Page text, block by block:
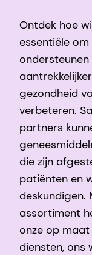
Ontdek hoe
essentiële
gezondheid
verbeteren.
partners
die zijn
patiënten en
deskundigen.
assortiment
onze op
diensten, ons